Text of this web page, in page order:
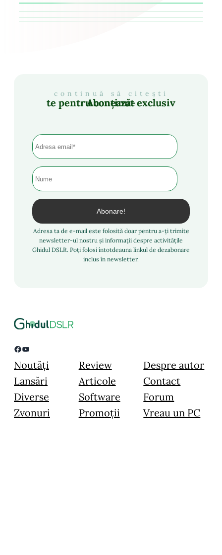
continuă să citești
Abonează-te pentru conținut exclusiv
Adresa ta de e-mail este folosită doar pentru a-ți trimite
newsletter-ul nostru și informații despre activitățile
Ghidul DSLR. Poți folosi întotdeauna linkul de dezabonare
inclus în newsletter.
Facebook YouTube
Noutăți
Lansări
Diverse
Zvonuri
Review
Articole
Software
Promoții
Despre autor
Contact
Forum
Vreau un PC